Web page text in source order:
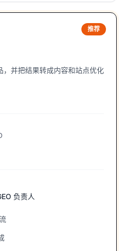
推荐
，并把结果转成内容和站点优化
负责人